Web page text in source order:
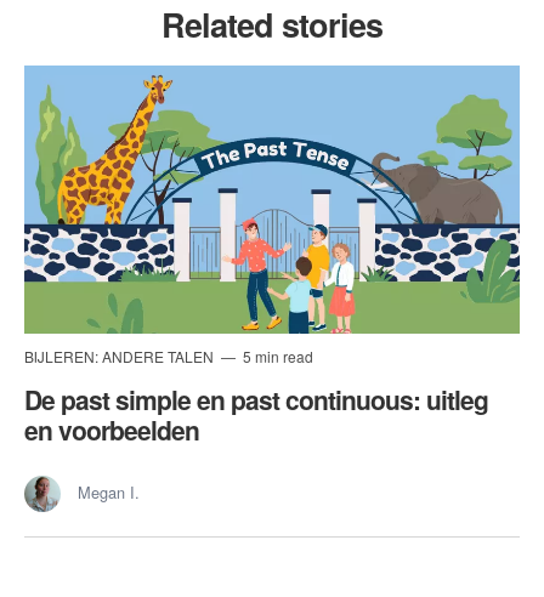
Related stories
BIJLEREN: ANDERE TALEN 5 min read
De past simple en past continuous: uitleg
en voorbeelden
Megan I.